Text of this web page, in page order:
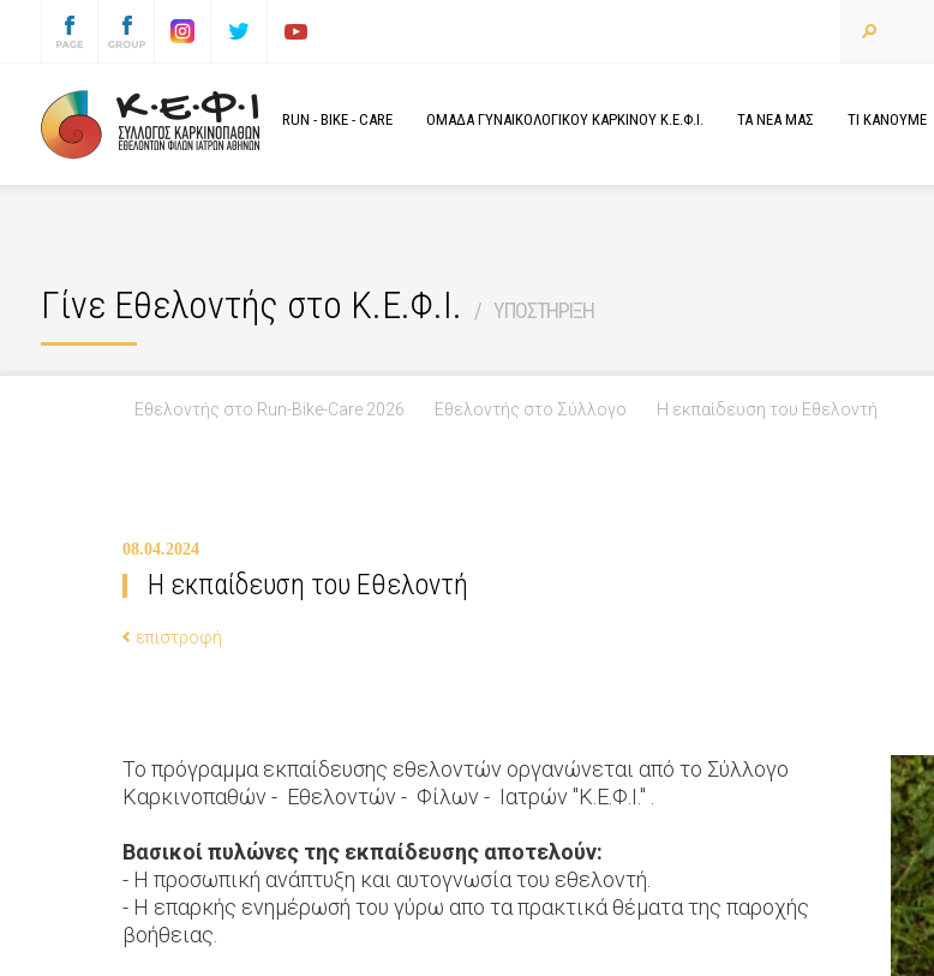
RUN - BIKE - CARE ΟΜΑΔΑ ΓΥΝΑΙΚΟΛΟΓΙΚΟΥ ΚΑΡΚΙΝΟΥ Κ.Ε.Φ.Ι. ΤΑ ΝΕΑ ΜΑΣ ΤΙ ΚΑΝΟΥΜΕ
Γίνε Εθελοντής στο Κ.Ε.Φ.Ι. ΥΠΟΣΤΗΡΙΞΗ
Εθελοντής στο Run-Bike-Care 2026 Εθελοντής στο Σύλλογο Η εκπαίδευση του Εθελοντή
08.04.2024
Η εκπαίδευση του Εθελοντή
επιστροφή
Το πρόγραμμα εκπαίδευσης εθελοντών οργανώνεται από το Σύλλογο
Καρκινοπαθών - Εθελοντών - Φίλων - Ιατρών "Κ.Ε.Φ.Ι." .
Βασικοί πυλώνες της εκπαίδευσης αποτελούν:
- Η προσωπική ανάπτυξη και αυτογνωσία του εθελοντή.
- Η επαρκής ενημέρωσή του γύρω απο τα πρακτικά θέματα της παροχής
βοήθειας.